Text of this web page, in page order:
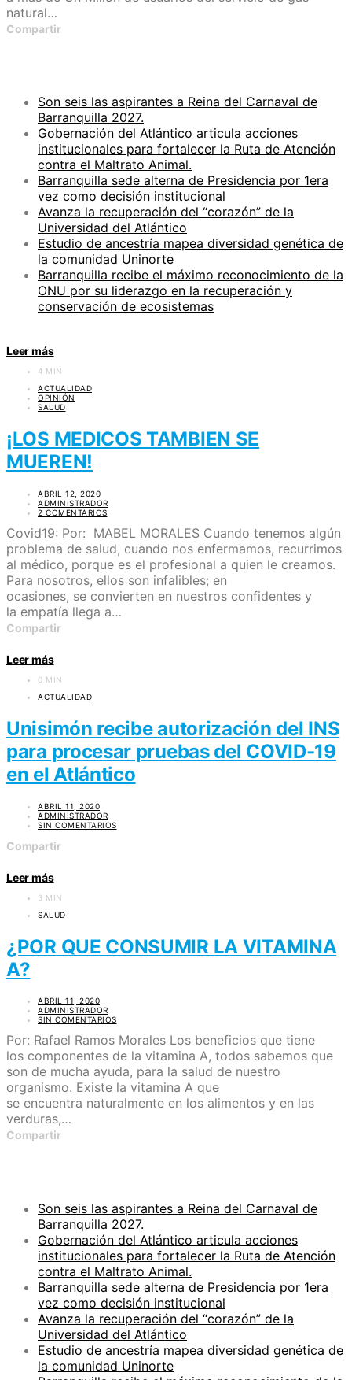
natural…
Compartir
Son seis las aspirantes a Reina del Carnaval de
Barranquilla 2027.
Gobernación del Atlántico articula acciones
institucionales para fortalecer la Ruta de Atención
contra el Maltrato Animal.
Barranquilla sede alterna de Presidencia por 1era
vez como decisión institucional
Avanza la recuperación del “corazón” de la
Universidad del Atlántico
Estudio de ancestría mapea diversidad genética de
la comunidad Uninorte
Barranquilla recibe el máximo reconocimiento de la
ONU por su liderazgo en la recuperación y
conservación de ecosistemas
Leer más
4 MIN
ACTUALIDAD
OPINIÓN
SALUD
¡LOS MEDICOS TAMBIEN SE
MUEREN!
ABRIL 12, 2020
ADMINISTRADOR
2 COMENTARIOS
Covid19: Por: MABEL MORALES Cuando tenemos algún
problema de salud, cuando nos enfermamos, recurrimos
al médico, porque es el profesional a quien le creamos.
Para nosotros, ellos son infalibles; en
ocasiones, se convierten en nuestros confidentes y
la empatía llega a…
Compartir
Leer más
0 MIN
ACTUALIDAD
Unisimón recibe autorización del INS
para procesar pruebas del COVID-19
en el Atlántico
ABRIL 11, 2020
ADMINISTRADOR
SIN COMENTARIOS
Compartir
Leer más
3 MIN
SALUD
¿POR QUE CONSUMIR LA VITAMINA
A?
ABRIL 11, 2020
ADMINISTRADOR
SIN COMENTARIOS
Por: Rafael Ramos Morales Los beneficios que tiene
los componentes de la vitamina A, todos sabemos que
son de mucha ayuda, para la salud de nuestro
organismo. Existe la vitamina A que
se encuentra naturalmente en los alimentos y en las
verduras,…
Compartir
Son seis las aspirantes a Reina del Carnaval de
Barranquilla 2027.
Gobernación del Atlántico articula acciones
institucionales para fortalecer la Ruta de Atención
contra el Maltrato Animal.
Barranquilla sede alterna de Presidencia por 1era
vez como decisión institucional
Avanza la recuperación del “corazón” de la
Universidad del Atlántico
Estudio de ancestría mapea diversidad genética de
la comunidad Uninorte